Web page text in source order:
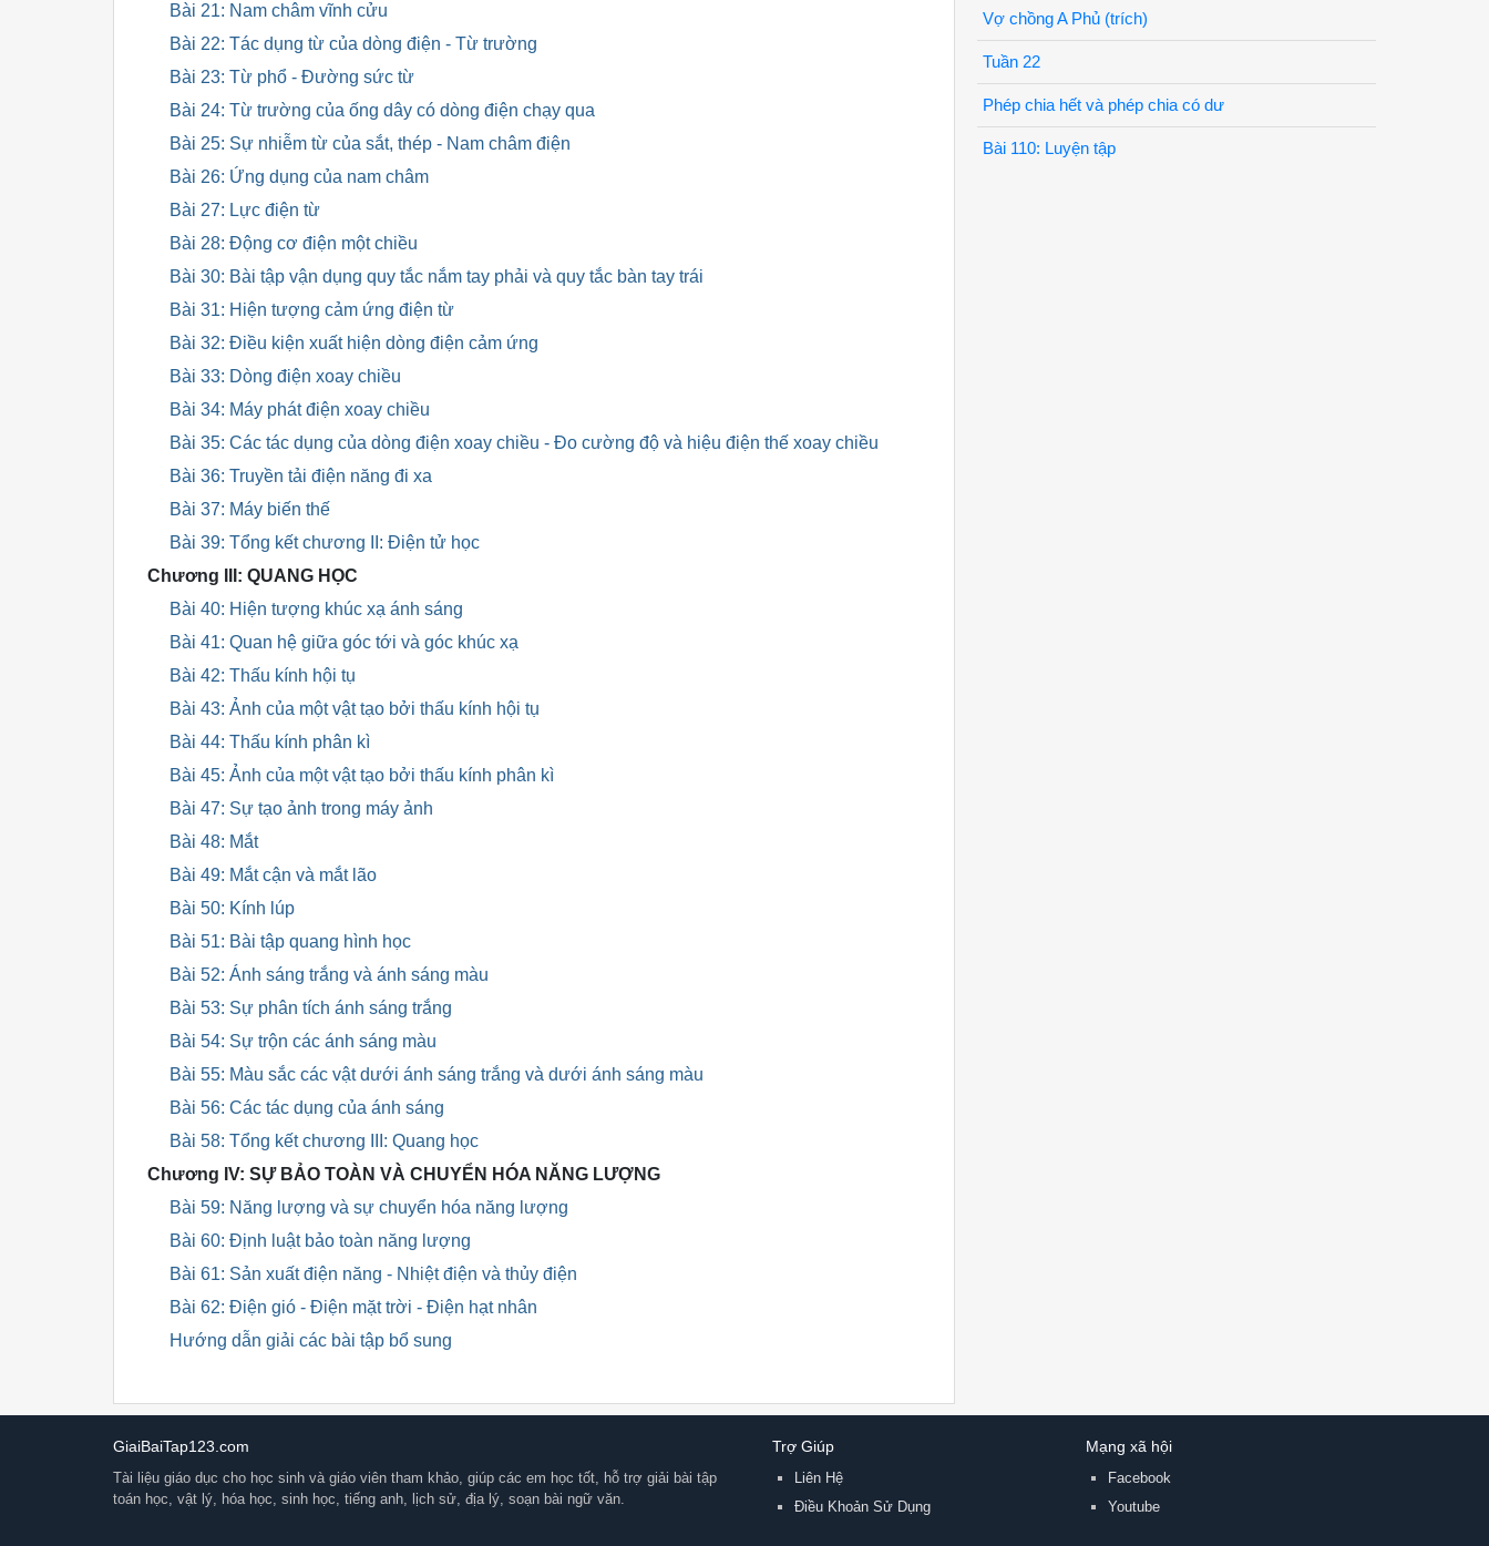
Bài 21: Nam châm vĩnh cửu
Bài 22: Tác dụng từ của dòng điện - Từ trường
Bài 23: Từ phổ - Đường sức từ
Bài 24: Từ trường của ống dây có dòng điện chạy qua
Bài 25: Sự nhiễm từ của sắt, thép - Nam châm điện
Bài 26: Ứng dụng của nam châm
Bài 27: Lực điện từ
Bài 28: Động cơ điện một chiều
Bài 30: Bài tập vận dụng quy tắc nắm tay phải và quy tắc bàn tay trái
Bài 31: Hiện tượng cảm ứng điện từ
Bài 32: Điều kiện xuất hiện dòng điện cảm ứng
Bài 33: Dòng điện xoay chiều
Bài 34: Máy phát điện xoay chiều
Bài 35: Các tác dụng của dòng điện xoay chiều - Đo cường độ và hiệu điện thế xoay chiều
Bài 36: Truyền tải điện năng đi xa
Bài 37: Máy biến thế
Bài 39: Tổng kết chương II: Điện tử học
Chương III: QUANG HỌC
Bài 40: Hiện tượng khúc xạ ánh sáng
Bài 41: Quan hệ giữa góc tới và góc khúc xạ
Bài 42: Thấu kính hội tụ
Bài 43: Ảnh của một vật tạo bởi thấu kính hội tụ
Bài 44: Thấu kính phân kì
Bài 45: Ảnh của một vật tạo bởi thấu kính phân kì
Bài 47: Sự tạo ảnh trong máy ảnh
Bài 48: Mắt
Bài 49: Mắt cận và mắt lão
Bài 50: Kính lúp
Bài 51: Bài tập quang hình học
Bài 52: Ánh sáng trắng và ánh sáng màu
Bài 53: Sự phân tích ánh sáng trắng
Bài 54: Sự trộn các ánh sáng màu
Bài 55: Màu sắc các vật dưới ánh sáng trắng và dưới ánh sáng màu
Bài 56: Các tác dụng của ánh sáng
Bài 58: Tổng kết chương III: Quang học
Chương IV: SỰ BẢO TOÀN VÀ CHUYỂN HÓA NĂNG LƯỢNG
Bài 59: Năng lượng và sự chuyển hóa năng lượng
Bài 60: Định luật bảo toàn năng lượng
Bài 61: Sản xuất điện năng - Nhiệt điện và thủy điện
Bài 62: Điện gió - Điện mặt trời - Điện hạt nhân
Hướng dẫn giải các bài tập bổ sung
Vợ chồng A Phủ (trích)
Tuần 22
Phép chia hết và phép chia có dư
Bài 110: Luyện tập
GiaiBaiTap123.com
Tài liệu giáo dục cho học sinh và giáo viên tham khảo, giúp các em học tốt, hỗ trợ giải bài tập
toán học, vật lý, hóa học, sinh học, tiếng anh, lịch sử, địa lý, soạn bài ngữ văn.
Trợ Giúp
Liên Hệ
Điều Khoản Sử Dụng
Mạng xã hội
Facebook
Youtube